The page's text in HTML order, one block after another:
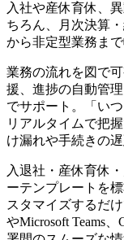
入社や産休育休、
ちろん、月次決算
から非定型業務ま
業務の流れを図で
援、進捗の自動管
でサポート。「い
リアルタイムで把
け漏れや手続きの遅
入退社・産休育休
ーテンプレートを
スタマイズするだ
やMicrosoft Teams